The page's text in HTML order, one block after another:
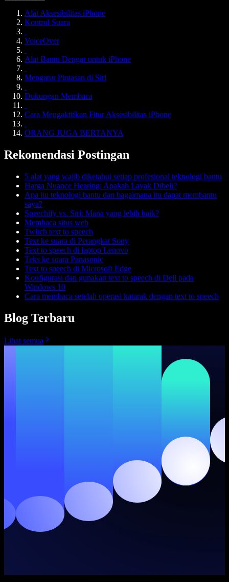
Alat Aksesibilitas iPhone
Kontrol Suara
VoiceOver
Alat Bantu Dengar untuk iPhone
Mengatur Pintasan di Siri
Dukungan Membaca
Cara Mengaktifkan Fitur Aksesibilitas iPhone
ORANG JUGA BERTANYA
Rekomendasi Postingan
5 alat yang wajib diketahui setiap profesional teknologi bantu
Harga Nuance Hearing: Apakah Layak Dibeli?
Apa itu teknologi bantu dan bagaimana itu dapat membantu
saya?
Speechify vs. Siri: Mana yang lebih baik?
Membaca situs web
Twitch text to speech
Text ke suara di Perangkat Sony
Text to speech di laptop Lenovo
Teks ke suara Panasonic
Text to speech di Microsoft Edge
Konfigurasi dan gunakan text to speech di Dell pada
Windows 10
Cara membaca setelah operasi katarak dengan text to speech
Blog Terbaru
Lihat semua